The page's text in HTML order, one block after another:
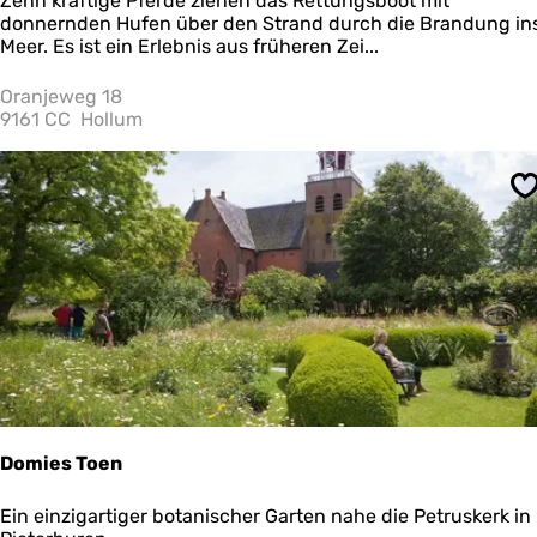
l
i
n
e
n
o
r
ü
h
u
n
g
d
e
s
P
f
e
r
d
e
r
e
t
u
donnernden Hufen über den Strand durch die Brandung
Meer. Es ist ein Erlebnis aus früheren Zei...
Oranjeweg 18
9161 CC Hollum
Domies Toen
D
Ein einzigartiger botanischer Garten nahe die Petruskerk in